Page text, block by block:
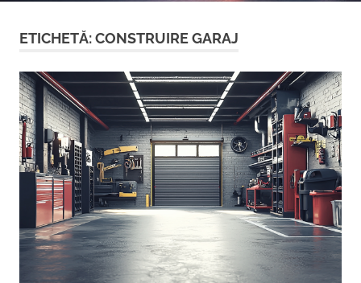
ETICHETĂ:CONSTRUIRE GARAJ